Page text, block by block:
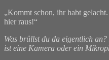
„Kommt schon, ihr habt
hier raus!“
Was brüllst du da eigentlich
ist eine Kamera oder ein